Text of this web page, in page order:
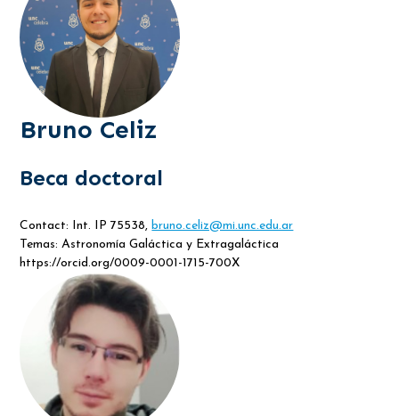
Bruno Celiz
Beca doctoral
Contact: Int. IP 75538,bruno.celiz@mi.unc.edu.ar
Temas: Astronomía Galáctica y Extragaláctica
https://orcid.org/0009-0001-1715-700X